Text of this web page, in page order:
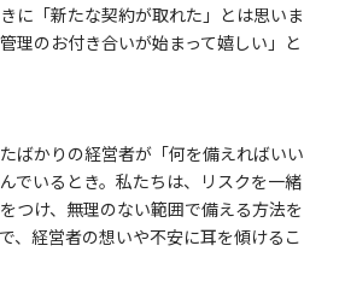
に「新たな契約が取れた」とは思いま
理のお付き合いが始まって嬉しい」と
ばかりの経営者が「何を備えればいい
でいるとき。私たちは、リスクを一緒
つけ、無理のない範囲で備える方法を
、経営者の想いや不安に耳を傾けるこ